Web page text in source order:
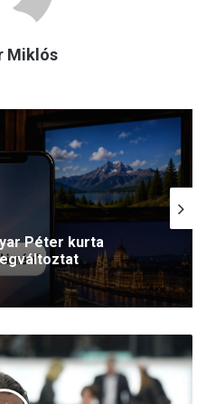
Miklós
Péter kurta
katasztrófa